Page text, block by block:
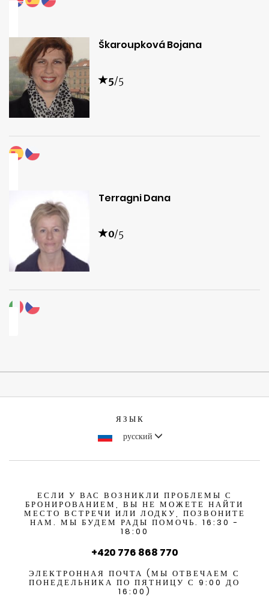
Škaroupková Bojana
5/5
Terragni Dana
0/5
ЯЗЫК
русский
ЕСЛИ У ВАС ВОЗНИКЛИ ПРОБЛЕМЫ С
БРОНИРОВАНИЕМ, ВЫ НЕ МОЖЕТЕ НАЙТИ
МЕСТО ВСТРЕЧИ ИЛИ ЛОДКУ, ПОЗВОНИТЕ
НАМ. МЫ БУДЕМ РАДЫ ПОМОЧЬ. 16:30 -
18:00
+420 776 868 770
ЭЛЕКТРОННАЯ ПОЧТА (МЫ ОТВЕЧАЕМ С
ПОНЕДЕЛЬНИКА ПО ПЯТНИЦУ С 9:00 ДО
16:00)